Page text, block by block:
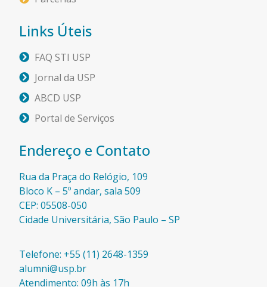
Links Úteis
FAQ STI USP
Jornal da USP
ABCD USP
Portal de Serviços
Endereço e Contato
Rua da Praça do Relógio, 109
Bloco K – 5º andar, sala 509
CEP: 05508-050
Cidade Universitária, São Paulo – SP​
Telefone: +55 (11) 2648-1359
alumni@usp.br
Atendimento: 09h às 17h